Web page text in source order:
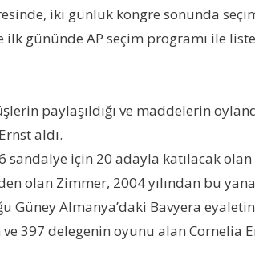
iki günlük kongre sonunda
gününde AP seçim programı ile
paylaşıldığı ve maddelerin
aldı.
sandalye için 20 adayla katılacak
olan Zimmer, 2004 yılından bu
Güney Almanya’daki Bavyera
397 delegenin oyunu alan Cornelia